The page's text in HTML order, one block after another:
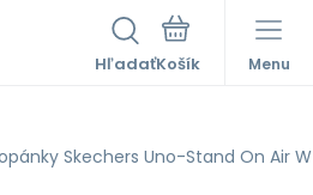
Hľadať Menu
Skechers Uno-Stand On Air